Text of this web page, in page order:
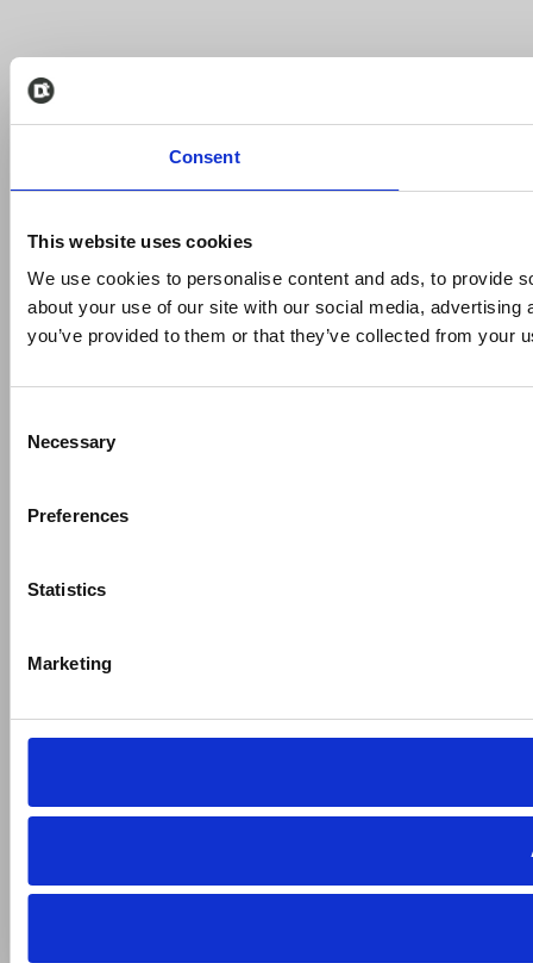
Consent
This website uses cookies
We use cookies to personalise content and ads, to provide
about your use of our site with our social media,
you’ve provided to them or that they’ve collected from your
Selection
Necessary
Preferences
Statistics
Marketing